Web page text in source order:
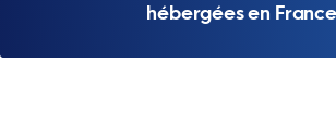
hébergées en